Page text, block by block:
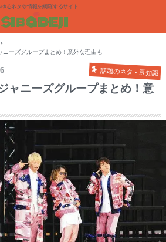
ゆるネタや情報を網羅するサイト
ニーズグループまとめ！意外な理由も
話題のネタ・豆知識
ャニーズグループまとめ！意